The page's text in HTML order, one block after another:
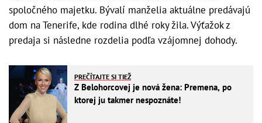
spoločného majetku. Bývalí manželia aktuálne predávajú
dom na Tenerife, kde rodina dlhé roky žila. Výťažok z
predaja si následne rozdelia podľa vzájomnej dohody.
PREČÍTAJTE SI TIEŽ
Z Belohorcovej je nová žena: Premena, po
ktorej ju takmer nespoznáte!